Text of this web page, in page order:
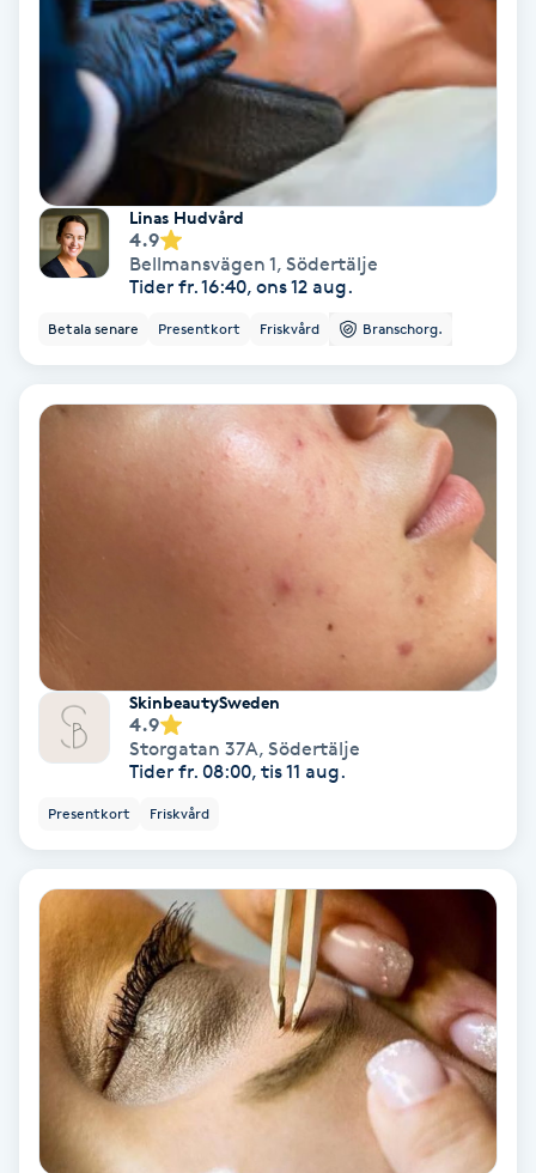
Hyaluronsyra
Hyperhidros
Hypnos
Hårborttagning
Hårbottenbehandling
Idrottsmassage
IPL
IPL hårborttagning
IR-massage
Japansk massage
Katun fransar
Linas Hudvård
4.9
Bellmansvägen 1, Södertälje
Tider fr. 16:40, ons 12 aug.
Betala senare Presentkort Friskvård Branschorg.
SkinbeautySweden
4.9
Storgatan 37A, Södertälje
Tider fr. 08:00, tis 11 aug.
Presentkort Friskvård